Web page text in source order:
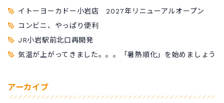
イトーヨーカドー小岩店 2027年リニューアルオープン
コンビニ、やっぱり便利
JR小岩駅前北口再開発
気温が上がってきました。。。「暑熱順化」を始めましょう
アーカイブ